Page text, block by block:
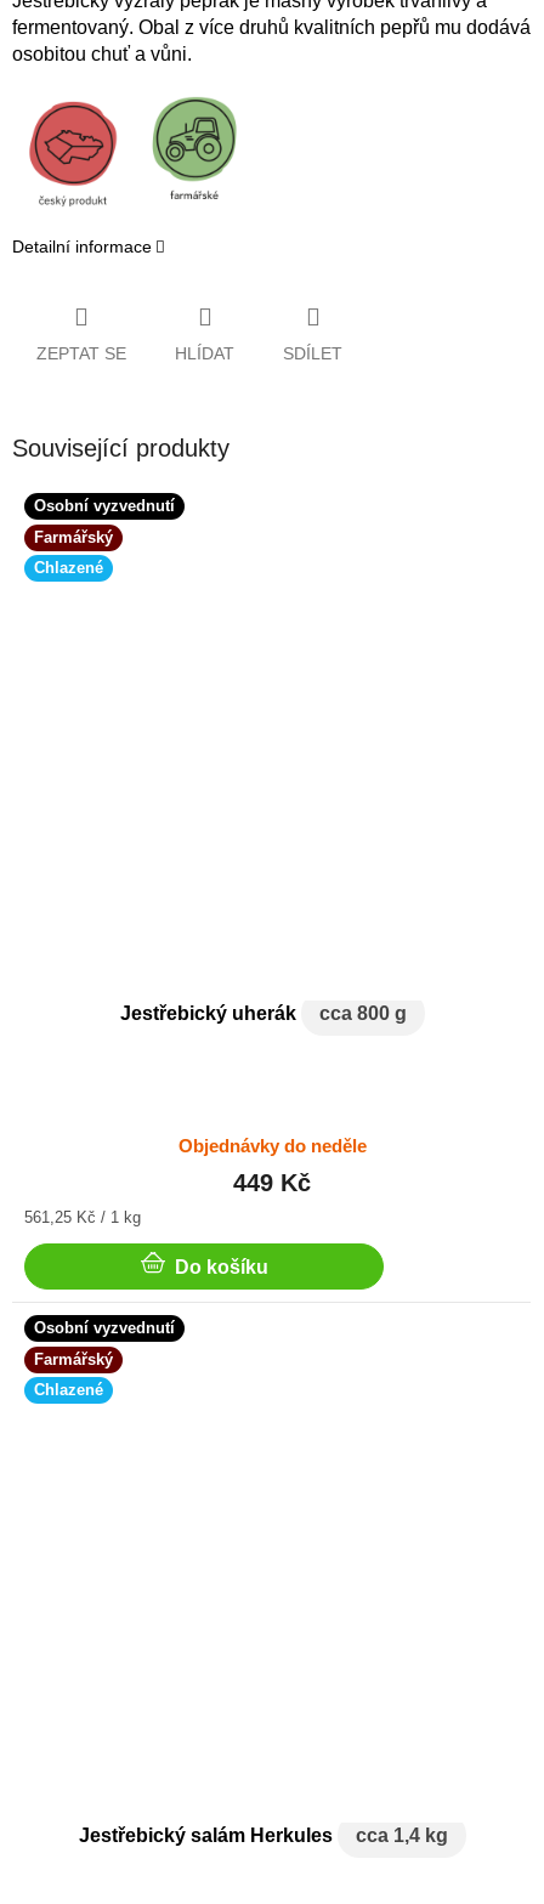
fermentovaný. Obal z více druhů kvalitních pepřů mu dodává
osobitou chuť a vůni.
Detailní informace
ZEPTAT SE HLÍDAT SDÍLET
Související produkty
Osobní vyzvednutí
Farmářský
Chlazené
Jestřebický uherák cca 800 g
Objednávky do neděle
449 Kč
Měrná
561,25 Kč / 1 kg
Do košíku
Osobní vyzvednutí
Farmářský
Chlazené
Jestřebický salám Herkules cca 1,4 kg